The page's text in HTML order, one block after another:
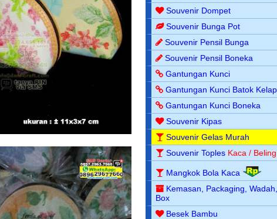
Souvenir Dompet
Souvenir Bunga Pot
Souvenir Pensil Bunga
Souvenir Pensil Boneka
Gantungan Kunci
Gantungan Kunci Batok
Gantungan Kunci Boneka
Souvenir Kipas
Souvenir Gelas Murah
Souvenir Toples Kaca / Beling
Mangkok Bola Kaca
Kemasan, Packaging,
Box
Besek Bambu